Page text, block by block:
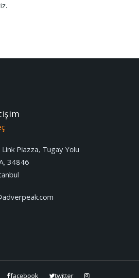
Piazza, Tugay Yolu
34846
facebook twitter